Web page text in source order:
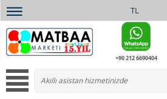
TL
+90 212 6690404